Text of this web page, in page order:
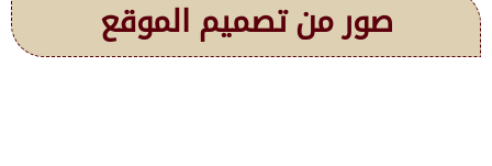
صور من تصميم الموقع